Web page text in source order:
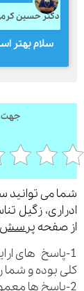
دکتر حسین کرمی
سلام بهتر است
جهت
توانید
زگیل
پرسش از
های ارایه
و شما را از